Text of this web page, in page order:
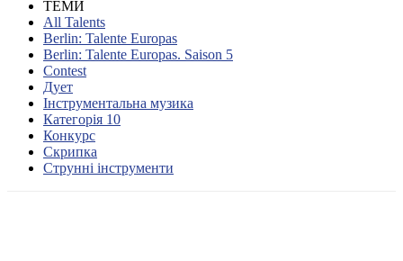
ТЕМИ
All Talents
Berlin: Talente Europas
Berlin: Talente Europas. Saison 5
Contest
Дует
Інструментальна музика
Категорія 10
Конкурс
Скрипка
Струнні інструменти